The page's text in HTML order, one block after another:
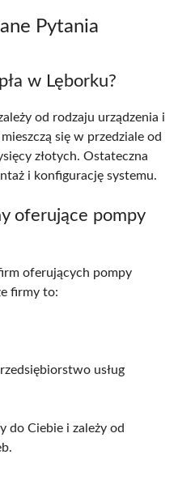
Pytania
w Lęborku?
od rodzaju urządzenia i
się w przedziale od
złotych. Ostateczna
i konfigurację systemu.
oferujące pompy
oferujących pompy
firmy to:
usług
do Ciebie i zależy od